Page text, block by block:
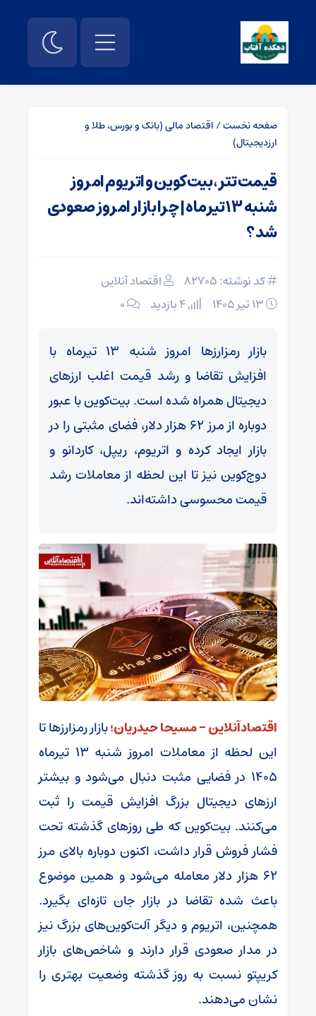
صفحه نخست/ اقتصاد مالی (بانک و بورس، طلا و
ارزدیجیتال)
قیمت تتر، بیت‌کوین و اتریوم امروز
شنبه ۱۳ تیرماه | چرا بازار امروز صعودی
شد؟
کد نوشته: 82705
اقتصاد آنلاین
۰
بازار رمزارزها امروز شنبه ۱۳ تیرماه با
افزایش تقاضا و رشد قیمت اغلب ارزهای
دیجیتال همراه شده است. بیت‌کوین با عبور
دوباره از مرز ۶۲ هزار دلار، فضای مثبتی را در
بازار ایجاد کرده و اتریوم، ریپل، کاردانو و
دوج‌کوین نیز تا این لحظه از معاملات رشد
قیمت محسوسی داشته‌اند.
اقتصادآنلاین – مسیحا حیدریان؛بازار رمزارز‌ها تا
این لحظه از معاملات امروز شنبه ۱۳ تیرماه
۱۴۰۵ در فضایی مثبت دنبال می‌شود و بیشتر
ارز‌های دیجیتال بزرگ افزایش قیمت را ثبت
می‌کنند. بیت‌کوین که طی روز‌های گذشته تحت
فشار فروش قرار داشت، اکنون دوباره بالای مرز
۶۲ هزار دلار معامله می‌شود و همین موضوع
باعث شده تقاضا در بازار جان تازه‌ای بگیرد.
همچنین، اتریوم و دیگر آلت‌کوین‌های بزرگ نیز
در مدار صعودی قرار دارند و شاخص‌های بازار
کریپتو نسبت به روز گذشته وضعیت بهتری را
نشان می‌دهند.